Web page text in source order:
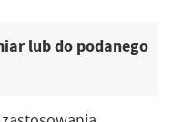
lub do podanego